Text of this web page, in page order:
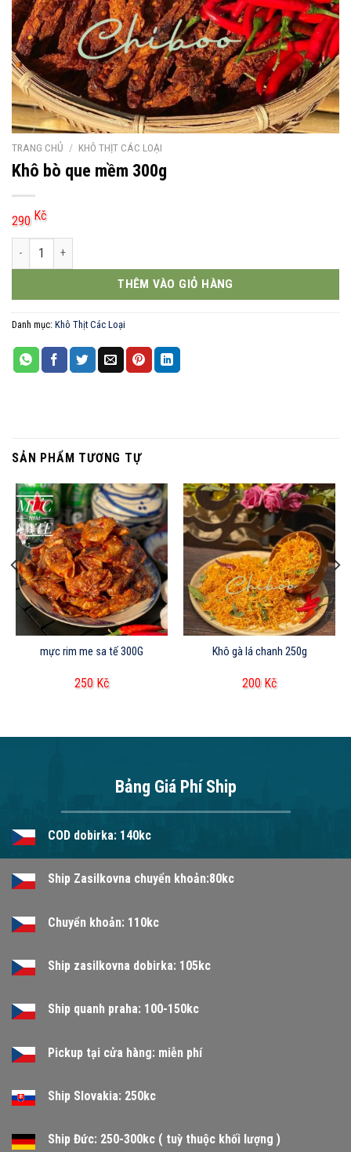
TRANG CHỦ / KHÔ THỊT CÁC LOẠI
Khô bò que mềm 300g
290 Kč
Khô bò que mềm 300g số lượng
THÊM VÀO GIỎ HÀNG
Danh mục: Khô Thịt Các Loại
SẢN PHẨM TƯƠNG TỰ
mực rim me sa tế 300G
250 Kč
Khô gà lá chanh 250g
200 Kč
Bảng Giá Phí Ship
COD dobirka: 140kc
Ship Zasilkovna chuyển khoản:80kc
Chuyển khoản: 110kc
Ship zasilkovna dobirka: 105kc
Ship quanh praha: 100-150kc
Pickup tại cửa hàng: miễn phí
Ship Slovakia: 250kc
Ship Đức: 250-300kc ( tuỳ thuộc khối lượng )